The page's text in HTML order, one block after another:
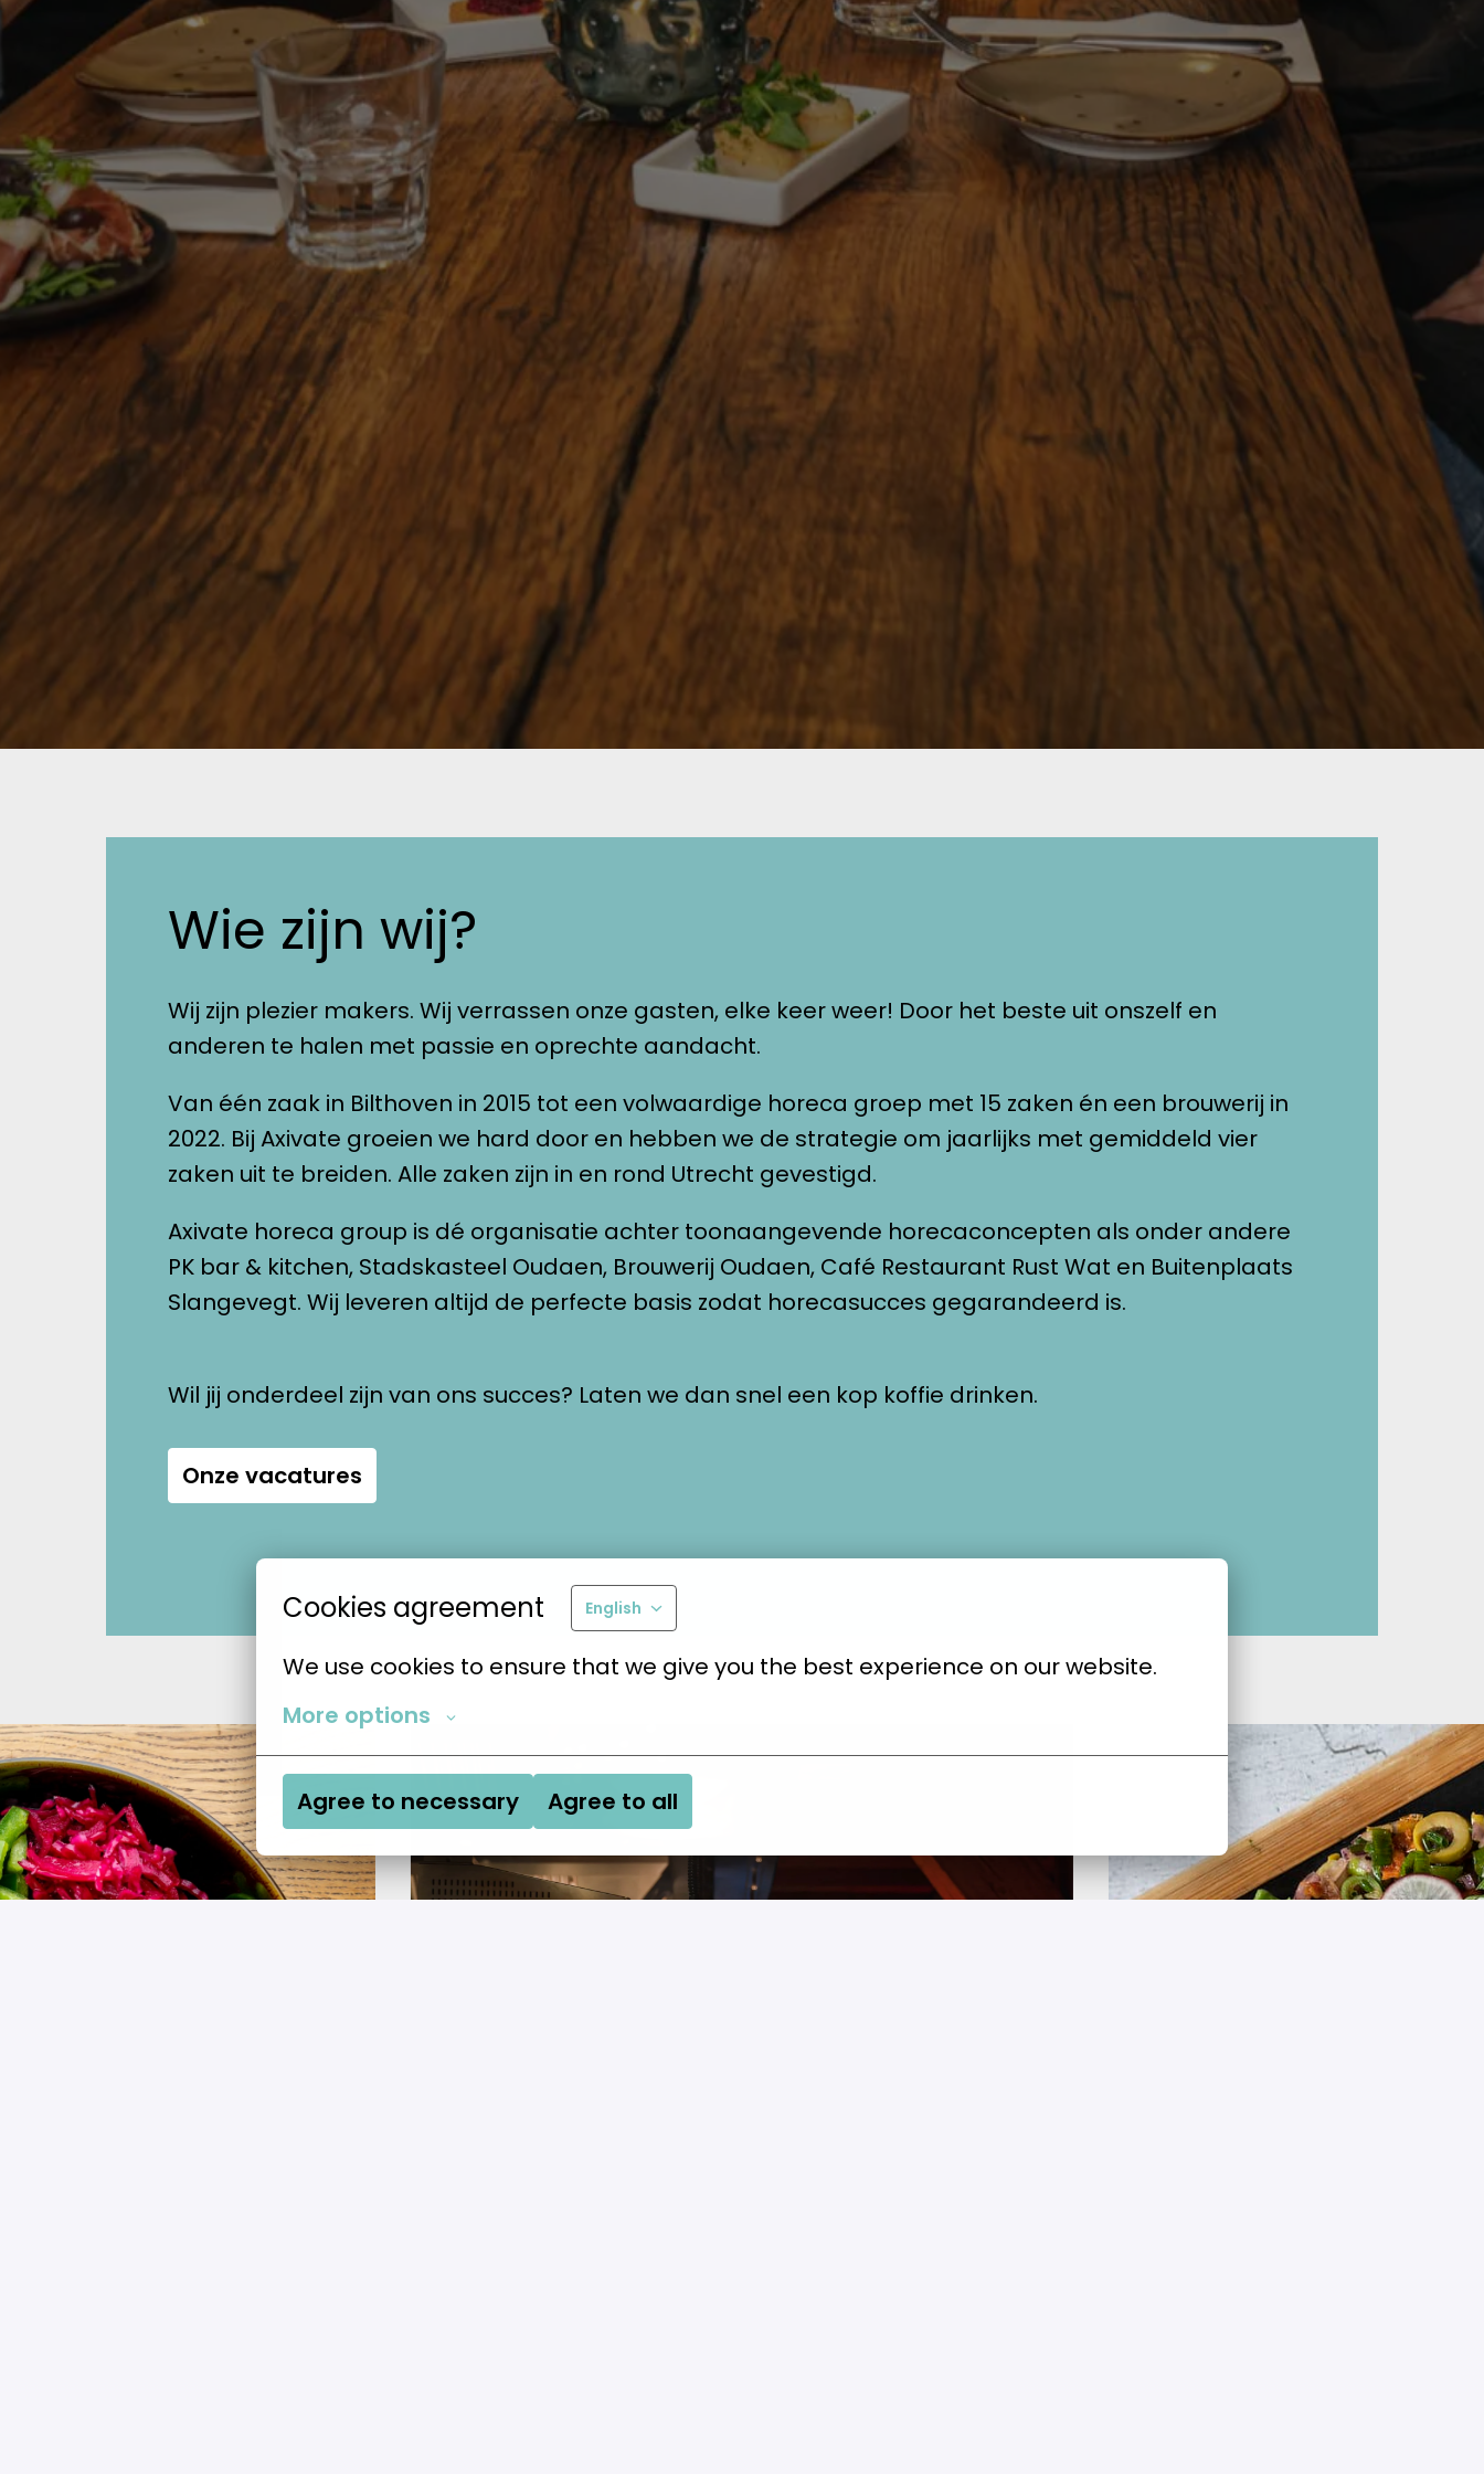
Cookies agreement English
We use cookies to ensure that we give you the best experience on our website.
More options
Agree to necessary Agree to all
Wie zijn wij?
Wij zijn plezier makers. Wij verrassen onze gasten, elke keer weer! Door het beste uit onszelf en
anderen te halen met passie en oprechte aandacht.
Van één zaak in Bilthoven in 2015 tot een volwaardige horeca groep met 15 zaken én een brouwerij in
2022. Bij Axivate groeien we hard door en hebben we de strategie om jaarlijks met gemiddeld vier
zaken uit te breiden. Alle zaken zijn in en rond Utrecht gevestigd.
Axivate horeca group is dé organisatie achter toonaangevende horecaconcepten als onder andere
PK bar & kitchen, Stadskasteel Oudaen, Brouwerij Oudaen, Café Restaurant Rust Wat en Buitenplaats
Wil jij onderdeel zijn van ons succes? Laten we dan snel een kop koffie drinken.
Onze vacatures